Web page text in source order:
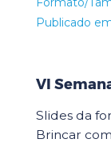
Publicado
VI
Slides da
Brincar